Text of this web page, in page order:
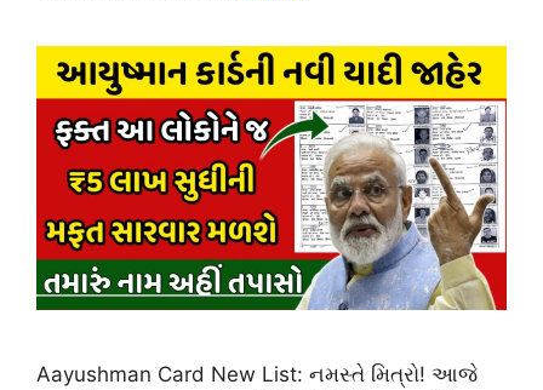
Aayushman Card New List: નમસ્તે મિત્રો! આજે